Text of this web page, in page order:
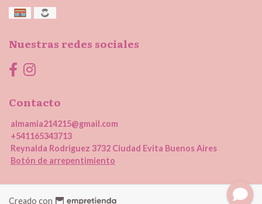
Nuestras redes sociales
Contacto
almamia214215@gmail.com
+541165343713
Reynalda Rodriguez 3732 Ciudad Evita Buenos Aires
Botón de arrepentimiento
Creado con